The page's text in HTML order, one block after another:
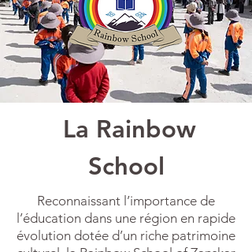
La Rainbow
School
Reconnaissant l’importance de
l’éducation dans une région en rapide
évolution dotée d’un riche patrimoine